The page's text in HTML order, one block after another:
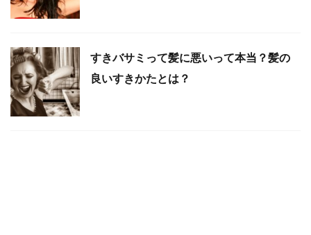
すきバサミって髪に悪いって本当？髪の
良いすきかたとは？